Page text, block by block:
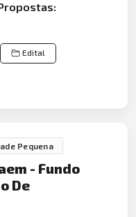
Edital
Pequena
- Fundo
De